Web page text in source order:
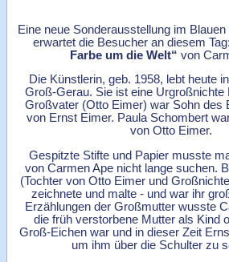
Eine neue Sonderausstellung im
erwartet die Besucher an diesem Tag:
Farbe um die Welt“ von
Die Künstlerin, geb. 1958, lebt heute
Groß-Gerau. Sie ist eine Urgroßnichte
Großvater (Otto Eimer) war Sohn des
von Ernst Eimer. Paula Schombert
von Otto Eimer.
Gespitzte Stifte und Papier musste
von Carmen Ape nicht lange suchen.
(Tochter von Otto Eimer und
zeichnete und malte - und war ihr
Erzählungen der Großmutter wusste
die früh verstorbene Mutter als Kind
Groß-Eichen war und in dieser Zeit
um ihm über die Schulter zu